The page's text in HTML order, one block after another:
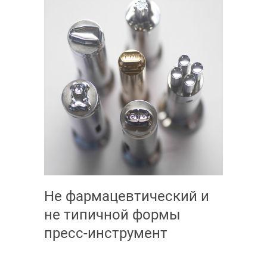
Не фармацевтический и
не типичной формы
пресс-инструмент